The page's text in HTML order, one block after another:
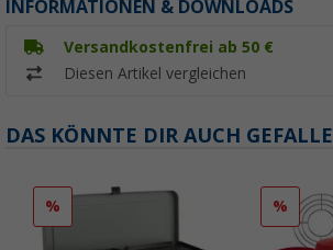
INFORMATIONEN & DOWNLOADS
Versandkostenfrei ab 50 €
Diesen Artikel vergleichen
DAS KÖNNTE DIR AUCH
% %